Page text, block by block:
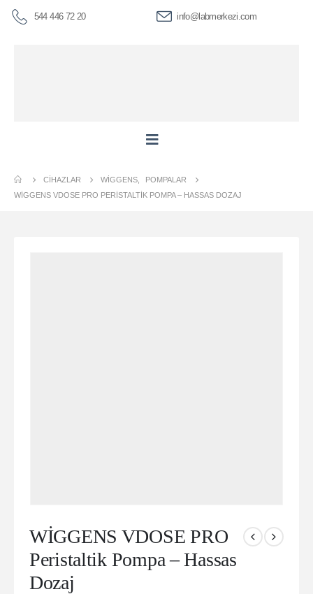
544 446 72 20 info@labmerkezi.com
CIHAZLAR WIGGENS
POMPALAR
WİGGENS VDOSE PRO PERISTALTIK POMPA – HASSAS DOZAJ
WİGGENS VDOSE PRO
Peristaltik Pompa – Hassas
Dozaj